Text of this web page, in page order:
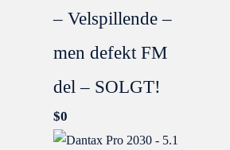
– Velspillende –
men defekt FM
del – SOLGT!
$0